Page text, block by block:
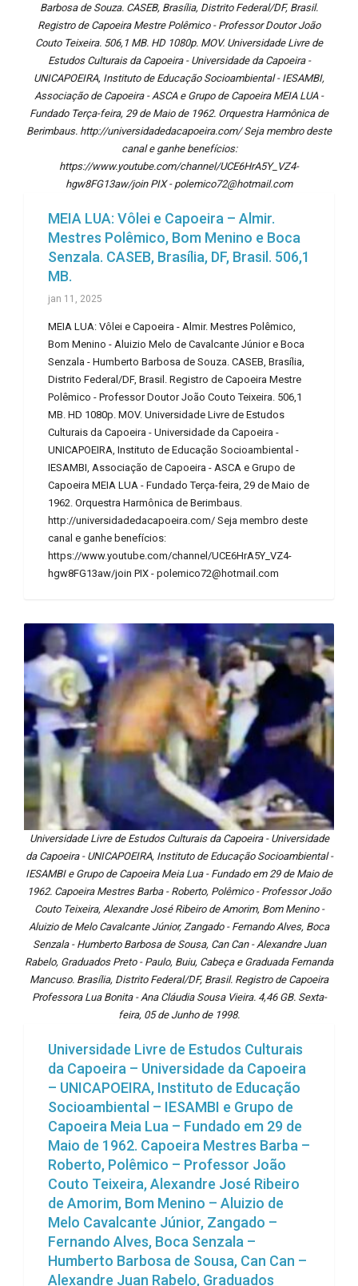
Barbosa de Souza. CASEB, Brasília, Distrito Federal/DF, Brasil.
Registro de Capoeira Mestre Polêmico - Professor Doutor João
Couto Teixeira. 506,1 MB. HD 1080p. MOV. Universidade Livre de
Estudos Culturais da Capoeira - Universidade da Capoeira -
UNICAPOEIRA, Instituto de Educação Socioambiental - IESAMBI,
Associação de Capoeira - ASCA e Grupo de Capoeira MEIA LUA -
Fundado Terça-feira, 29 de Maio de 1962. Orquestra Harmônica de
Berimbaus. http://universidadedacapoeira.com/ Seja membro deste
canal e ganhe benefícios:
https://www.youtube.com/channel/UCE6HrA5Y_VZ4-
hgw8FG13aw/join PIX - polemico72@hotmail.com
MEIA LUA: Vôlei e Capoeira – Almir.
Mestres Polêmico, Bom Menino e Boca
Senzala. CASEB, Brasília, DF, Brasil. 506,1
MB.
jan 11, 2025
MEIA LUA: Vôlei e Capoeira - Almir. Mestres Polêmico,
Bom Menino - Aluizio Melo de Cavalcante Júnior e Boca
Senzala - Humberto Barbosa de Souza. CASEB, Brasília,
Distrito Federal/DF, Brasil. Registro de Capoeira Mestre
Polêmico - Professor Doutor João Couto Teixeira. 506,1
MB. HD 1080p. MOV. Universidade Livre de Estudos
Culturais da Capoeira - Universidade da Capoeira -
UNICAPOEIRA, Instituto de Educação Socioambiental -
IESAMBI, Associação de Capoeira - ASCA e Grupo de
Capoeira MEIA LUA - Fundado Terça-feira, 29 de Maio de
1962. Orquestra Harmônica de Berimbaus.
http://universidadedacapoeira.com/ Seja membro deste
canal e ganhe benefícios:
https://www.youtube.com/channel/UCE6HrA5Y_VZ4-
hgw8FG13aw/join PIX - polemico72@hotmail.com
Universidade Livre de Estudos Culturais da Capoeira - Universidade
da Capoeira - UNICAPOEIRA, Instituto de Educação Socioambiental -
IESAMBI e Grupo de Capoeira Meia Lua - Fundado em 29 de Maio de
1962. Capoeira Mestres Barba - Roberto, Polêmico - Professor João
Couto Teixeira, Alexandre José Ribeiro de Amorim, Bom Menino -
Aluizio de Melo Cavalcante Júnior, Zangado - Fernando Alves, Boca
Senzala - Humberto Barbosa de Sousa, Can Can - Alexandre Juan
Rabelo, Graduados Preto - Paulo, Buiu, Cabeça e Graduada Fernanda
Mancuso. Brasília, Distrito Federal/DF, Brasil. Registro de Capoeira
Professora Lua Bonita - Ana Cláudia Sousa Vieira. 4,46 GB. Sexta-
feira, 05 de Junho de 1998.
Universidade Livre de Estudos Culturais
da Capoeira – Universidade da Capoeira
– UNICAPOEIRA, Instituto de Educação
Socioambiental – IESAMBI e Grupo de
Capoeira Meia Lua – Fundado em 29 de
Maio de 1962. Capoeira Mestres Barba –
Roberto, Polêmico – Professor João
Couto Teixeira, Alexandre José Ribeiro
de Amorim, Bom Menino – Aluizio de
Melo Cavalcante Júnior, Zangado –
Fernando Alves, Boca Senzala –
Humberto Barbosa de Sousa, Can Can –
Alexandre Juan Rabelo, Graduados